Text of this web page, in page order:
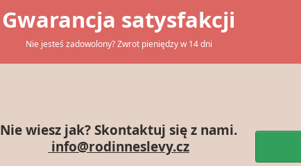
Gwarancja satysfakcji
Nie jesteś zadowolony? Zwrot pieniędzy w 14 dni
Nie wiesz jak? Skontaktuj się z nami.
info@rodinneslevy.cz